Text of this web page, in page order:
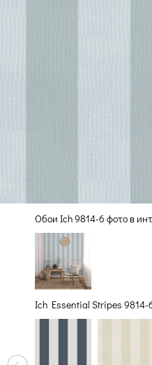
Обои Ich 9814-6 фото в
Ich Essential Stripes 9814-